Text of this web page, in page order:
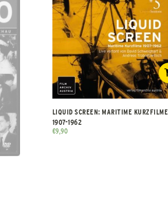
LIQUID SCREEN: MARITIME KURZFILME
1907-1962
€9,90